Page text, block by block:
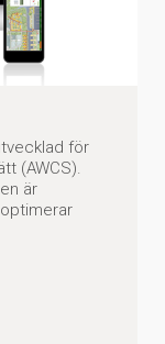
för
(AWCS).
är